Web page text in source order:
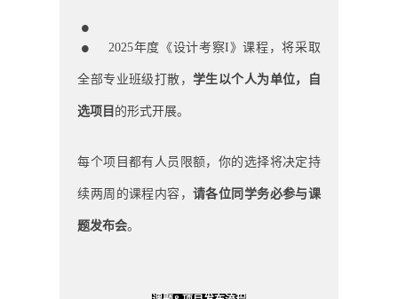
: 2025年度《设计考察I》课程，将采取
全部专业班级打散， 学生以个人为单位，自
选项目 的形式开展。
每个项目都有人员限额，你的选择将决定持
续两周的课程内容， 请各位同学务必参与课
题发布会。